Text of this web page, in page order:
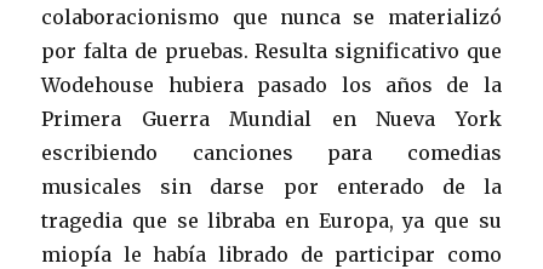
colaboracionismo que nunca se materializó
por falta de pruebas. Resulta significativo que
Wodehouse hubiera pasado los años de la
Primera Guerra Mundial en Nueva York
escribiendo canciones para comedias
musicales sin darse por enterado de la
tragedia que se libraba en Europa, ya que su
miopía le había librado de participar como